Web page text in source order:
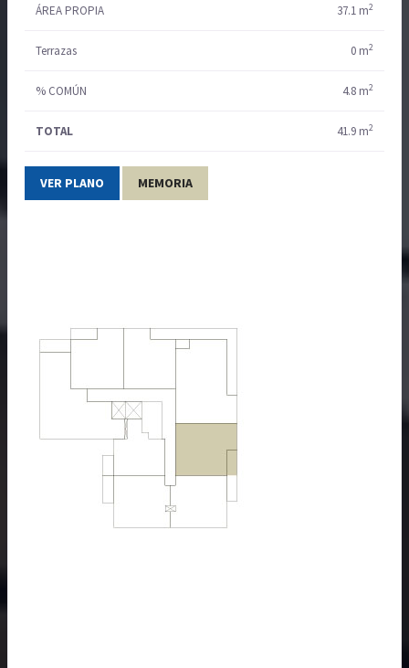
ÁREA PROPIA 37.1 m2
Terrazas 0 m2
% COMÚN 4.8 m2
TOTAL 41.9 m2
VER PLANO MEMORIA